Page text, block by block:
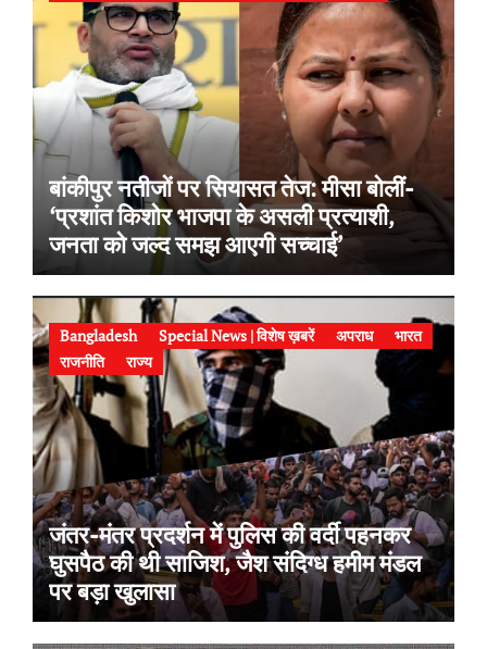
बांकीपुर नतीजों पर सियासत तेज: मीसा बोलीं-
‘प्रशांत किशोर भाजपा के असली प्रत्याशी,
जनता को जल्द समझ आएगी सच्चाई’
Bangladesh Special News | विशेष ख़बरें अपराध
भारत
राजनीति
राज्य
जंतर-मंतर प्रदर्शन में पुलिस की वर्दी पहनकर
घुसपैठ की थी साजिश, जैश संदिग्ध हमीम मंडल
पर बड़ा खुलासा